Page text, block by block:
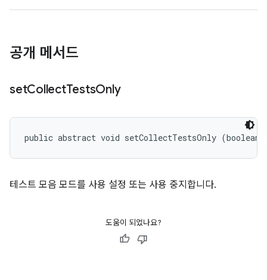
공개 메서드
setCollectTestsOnly
public abstract void setCollectTestsOnly (boolean
테스트 모음 모드를 사용 설정 또는 사용 중지합니다.
도움이 되었나요?